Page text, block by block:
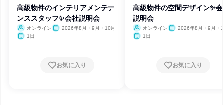
高級物件のインテリアメンテナ
ンススタッフ✨会社説明会
オンライン
2026年8月・9月・10月
1日
お気に入り
高級物件の空間デザイン✨
説明会
オンライン
2026年8月・9月・
1日
お気に入り